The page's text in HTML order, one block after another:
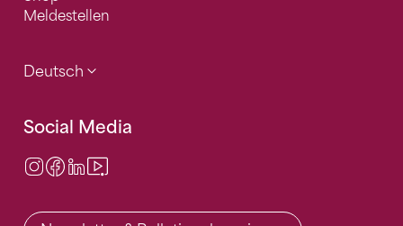
Meldestellen
Deutsch
Social Media
Instagram
Facebook
LinkedIn